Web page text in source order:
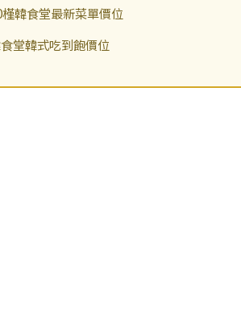
槿韓食堂最新菜單價位
堂韓式吃到飽價位